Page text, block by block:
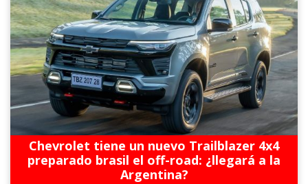
Chevrolet tiene un nuevo Trailblazer 4x4
preparado brasil el off-road: ¿llegará a la
Argentina?